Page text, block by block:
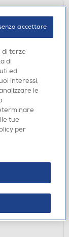
di terze
di
ed
interessi,
le
tue
per
accettare